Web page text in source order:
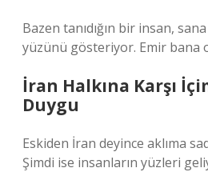
Bazen tanıdığın bir insan,
yüzünü gösteriyor. Emir bana
İran Halkına Karşı
Duygu
Eskiden İran deyince aklıma
Şimdi ise insanların yüzleri